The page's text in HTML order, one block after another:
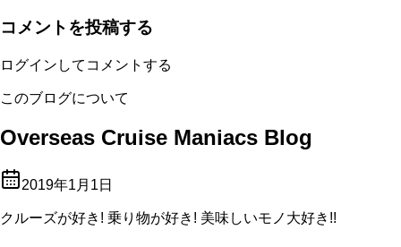
コメントを投稿する
ログインしてコメントする
このブログについて
Overseas Cruise Maniacs Blog
2019年1月1日
クルーズが好き! 乗り物が好き! 美味しいモノ大好き!!